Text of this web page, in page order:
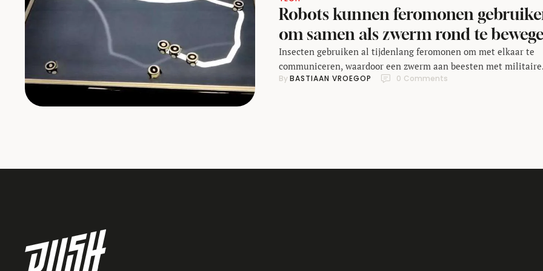
Robots kunnen feromonen
om samen als zwerm rond te
Insecten gebruiken al tijdenlang feromonen om met elkaar te
communiceren, waardoor een zwerm aan beesten met militaire
precisie door de lucht kan vliegen. Deze indrukwekkende
By BASTIAAN VROEGOP 0 Comments